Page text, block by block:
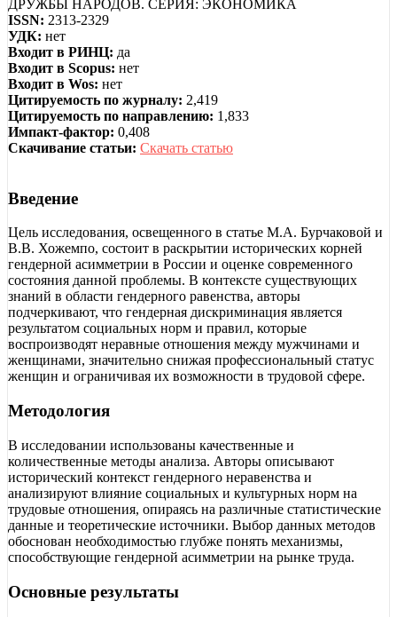
ДРУЖБЫ НАРОДОВ. СЕРИЯ: ЭКОНОМИКА
ISSN: 2313-2329
УДК: нет
Входит в РИНЦ: да
Входит в Scopus: нет
Входит в Wos: нет
Цитируемость по журналу: 2,419
Цитируемость по направлению: 1,833
Импакт-фактор: 0,408
Скачивание статьи: Скачать статью
Введение
Цель исследования, освещенного в статье М.А. Бурчаковой и
В.В. Хожемпо, состоит в раскрытии исторических корней
гендерной асимметрии в России и оценке современного
состояния данной проблемы. В контексте существующих
знаний в области гендерного равенства, авторы
подчеркивают, что гендерная дискриминация является
результатом социальных норм и правил, которые
воспроизводят неравные отношения между мужчинами и
женщинами, значительно снижая профессиональный статус
женщин и ограничивая их возможности в трудовой сфере.
Методология
В исследовании использованы качественные и
количественные методы анализа. Авторы описывают
исторический контекст гендерного неравенства и
анализируют влияние социальных и культурных норм на
трудовые отношения, опираясь на различные статистические
данные и теоретические источники. Выбор данных методов
обоснован необходимостью глубже понять механизмы,
способствующие гендерной асимметрии на рынке труда.
Основные результаты